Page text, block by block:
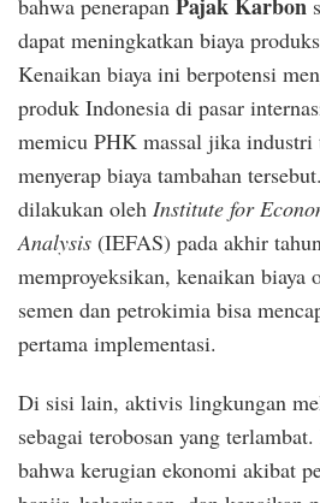
bahwa penerapan Pajak Karbon
dapat meningkatkan biaya
Kenaikan biaya ini berpotensi
produk Indonesia di pasar
memicu PHK massal jika industri
menyerap biaya tambahan
dilakukan oleh Institute for
Analysis (IEFAS) pada akhir
memproyeksikan, kenaikan biaya
semen dan petrokimia bisa
pertama implementasi.
Di sisi lain, aktivis lingkungan
sebagai terobosan yang
bahwa kerugian ekonomi akibat